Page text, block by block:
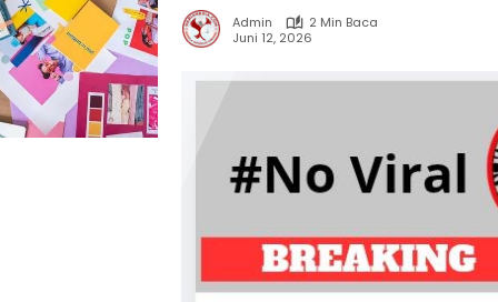
Admin
2 Min Baca
Juni 12, 2026